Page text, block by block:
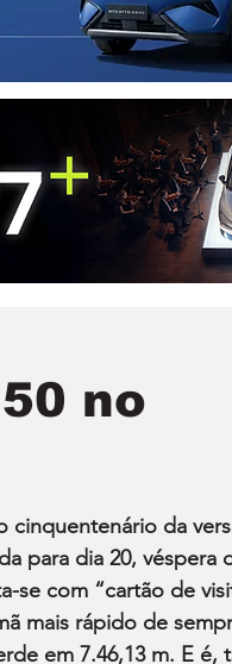
no
cinquentenário da
para dia 20, véspera
se com “cartão de
mais rápido de
em 7.46,13 m. E é,